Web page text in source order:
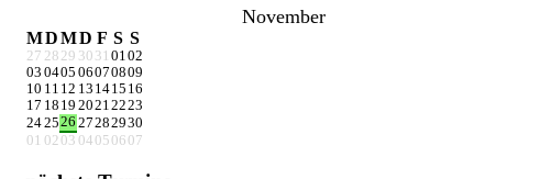
November
MDMD F S S
27 28 29 30 31 0102
03 0405 06070809
10 11 12 13 1415 16
17 18 19 20212223
242526 27282930
01
02 03 04 05 06 07